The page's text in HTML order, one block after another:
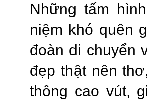
Những tấm
niệm khó quên
đoàn di chuyển
đẹp thật nên
thông cao vút,